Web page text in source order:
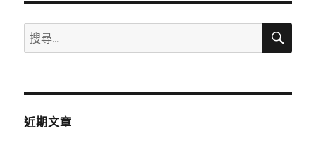
搜
尋
鍵
搜
近期文章